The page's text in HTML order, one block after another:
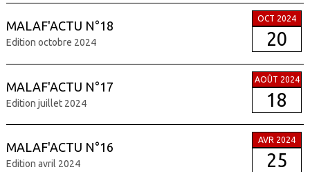
MALAF'ACTU N°18
Edition octobre 2024
OCT 2024
20
MALAF'ACTU N°17
Edition juillet 2024
AOÛT 2024
18
MALAF'ACTU N°16
Edition avril 2024
AVR 2024
25